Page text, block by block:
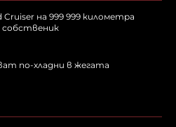
Cruiser на 999 999 километра
по-хладни в жегата